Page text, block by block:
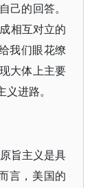
己的回答。
相互对立的
我们眼花缭
大体上主要
进路。
旨主义是具
言，美国的